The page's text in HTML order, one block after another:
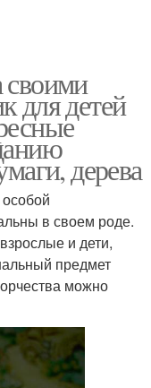
своими
для детей
дерева
в своем роде.
и дети,
предмет
можно